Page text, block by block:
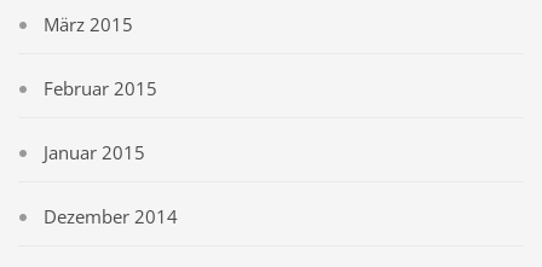
März 2015
Februar 2015
Januar 2015
Dezember 2014